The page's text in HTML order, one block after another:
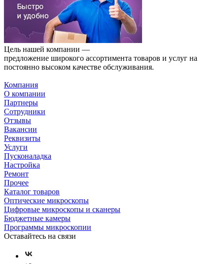
Цель нашей компании —
предложение широкого ассортимента товаров и услуг на
постоянно высоком качестве обслуживания.
Компания
О компании
Партнеры
Сотрудники
Отзывы
Вакансии
Реквизиты
Услуги
Пусконаладка
Настройка
Ремонт
Прочее
Каталог товаров
Оптические микроскопы
Цифровые микроскопы и сканеры
Бюджетные камеры
Программы микроскопии
Оставайтесь на связи